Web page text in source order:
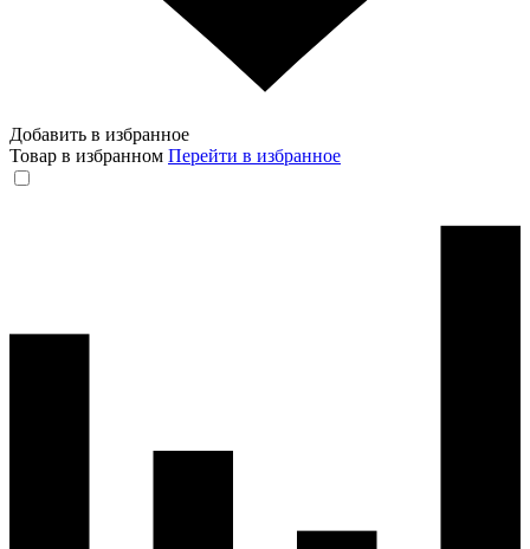
Добавить в избранное
Товар в избранном Перейти в избранное